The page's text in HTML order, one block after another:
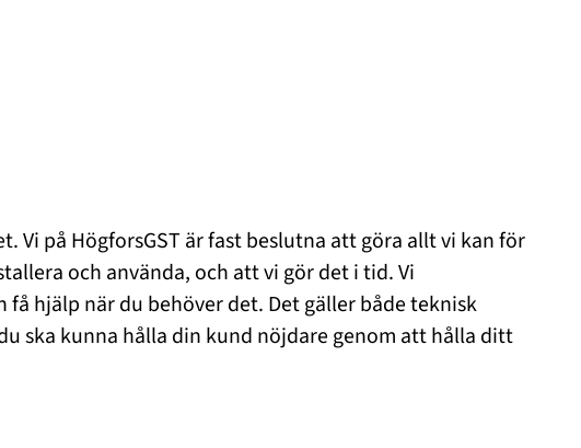
Vi på HögforsGST är fast beslutna att göra allt vi kan för
och använda, och att vi gör det i tid. Vi
hjälp när du behöver det. Det gäller både teknisk
ska kunna hålla din kund nöjdare genom att hålla ditt